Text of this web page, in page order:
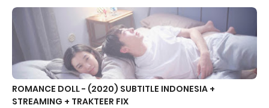
ROMANCE DOLL - (2020) SUBTITLE INDONESIA +
STREAMING + TRAKTEER FIX